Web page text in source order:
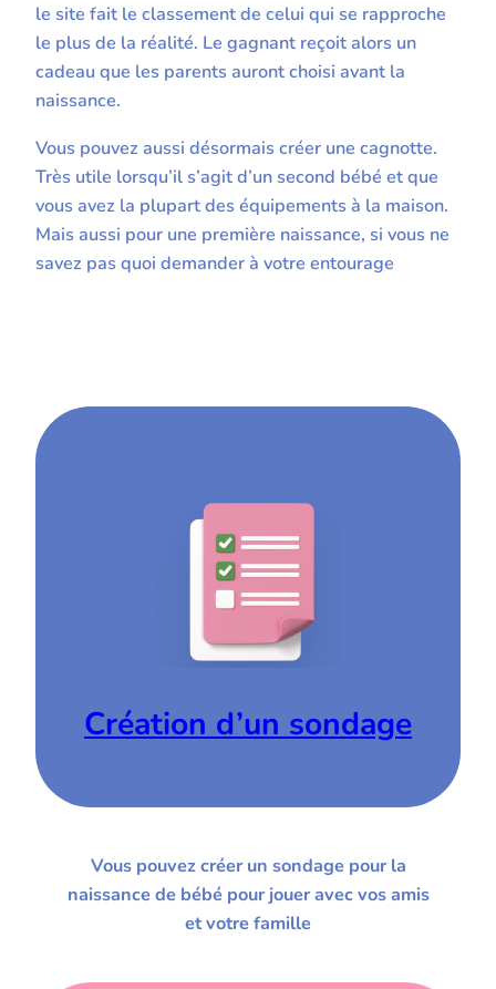
le site fait le classement de celui qui se rapproche
le plus de la réalité. Le gagnant reçoit alors un
cadeau que les parents auront choisi avant la
naissance.
Vous pouvez aussi désormais créer une cagnotte.
Très utile lorsqu’il s’agit d’un second bébé et que
vous avez la plupart des équipements à la maison.
Mais aussi pour une première naissance, si vous ne
savez pas quoi demander à votre entourage
Création d’un sondage
Vous pouvez créer un sondage pour la
naissance de bébé pour jouer avec vos amis
et votre famille